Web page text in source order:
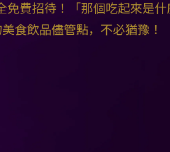
免費招待！「那個吃起來是
食飲品儘管點，不必猶豫！